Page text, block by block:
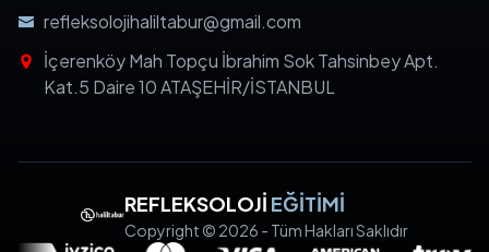
refleksolojihaliltabur@gmail.com
İçerenköy Mah Topçu İbrahim Sok Tahsinbey Apt.
Kat.5 Daire 10 ATAŞEHİR/İSTANBUL
REFLEKSOLOJİ EĞİTİMİ
Copyright © 2026 - Tüm Hakları Saklıdır